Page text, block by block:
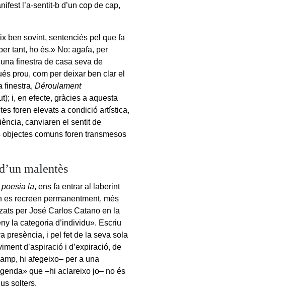
l’a-sentit-b d’un cop de cap,
ben sovint, sentenciés pel que fa
tant, ho és.» No: agafa, per
finestra de casa seva de
prou, com per deixar ben clar el
finestra,Déroulament
i, en efecte, gràcies a aquesta
foren elevats a condició artística,
canviaren el sentit de
comuns foren transmesos
malentès
la, ens fa entrar al laberint
es recreen permanentment, més
per José Carlos Catano en la
la categoria d’individu». Escriu
presència, i pel fet de la seva sola
d’aspiració i d’expiració, de
hi afegeixo– per a una
que –hi aclareixo jo– no és
solters.